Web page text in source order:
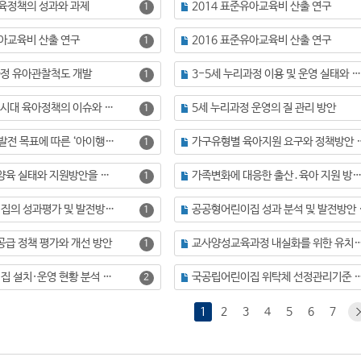
정책의 성과와 과제 1 2014 표준유아교육비 산출 연구
교육비 산출 연구 1 2016 표준유아교육비 산출 연구
유아관찰척도 개발 1 3-5세 누리과정 이용 및 운영 실태와 내실화 방안
4차 산업혁명 시대 육아정책의 이슈와 과제 1 5세 누리과정 운영의 질 관리 방안
UN 지속가능발전 목표에 따른 ‘아이행복사회’지표 개발 및 정책 활용 방안 1 가구유형별 육아지
가정 내 영아 양육 실태와 지원방안을 중심으로 1 가족변화에 대응한 출산․육아 지원 방안 연구: 출산의 고령화를 중심으로
공공형 어린이집의 성과평가 및 발전방안 모색 1 공공형어
급 정책 평가와 개선 방안 1 교사양성교육과정 내실화를 위한 유치
국공립 어린이집 설치·운영 현황 분석 및 개선 방안 연구 2 국공립어린이집 위탁체
1 2 3 4 5 6 7